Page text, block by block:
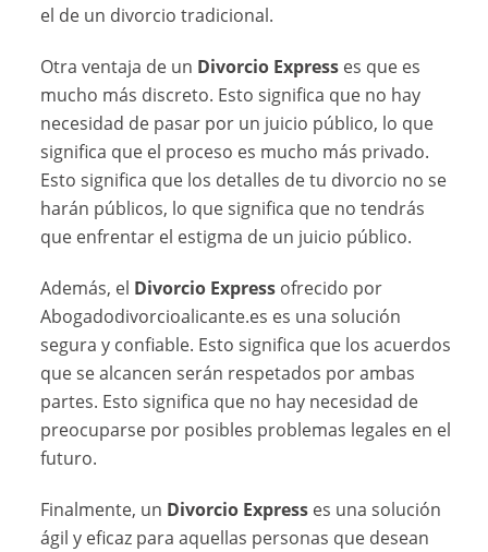
el de un divorcio tradicional.
Otra ventaja de un Divorcio Express es que es
mucho más discreto. Esto significa que no hay
necesidad de pasar por un juicio público, lo que
significa que el proceso es mucho más privado.
Esto significa que los detalles de tu divorcio no se
harán públicos, lo que significa que no tendrás
que enfrentar el estigma de un juicio público.
Además, el Divorcio Express ofrecido por
Abogadodivorcioalicante.es es una solución
segura y confiable. Esto significa que los acuerdos
que se alcancen serán respetados por ambas
partes. Esto significa que no hay necesidad de
preocuparse por posibles problemas legales en el
futuro.
Finalmente, un Divorcio Express es una solución
ágil y eficaz para aquellas personas que desean